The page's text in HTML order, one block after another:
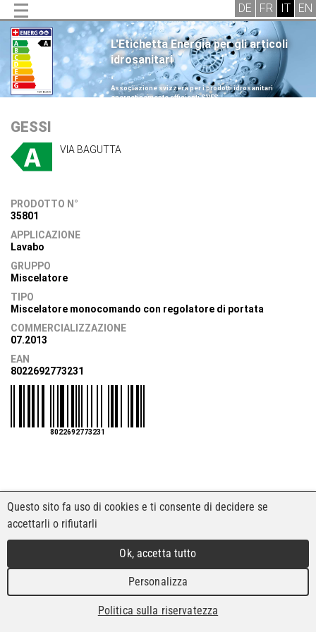
L'Etichetta Energia per gli articoli
idrosanitari
.
Associazione svizzera per i prodotti idrosanitari
energeticamente efficienti SVES
GESSI
VIA BAGUTTA
PRODOTTO N°
35801
APPLICAZIONE
Lavabo
GRUPPO
Miscelatore
TIPO
Miscelatore monocomando con regolatore di portata
COMMERCIALIZZAZIONE
07.2013
EAN
8022692773231
8022692773231
Questo sito fa uso di cookies e ti consente di decidere se
accettarli o rifiutarli
Ok, accetta tutto
Personalizza
Politica sulla riservatezza